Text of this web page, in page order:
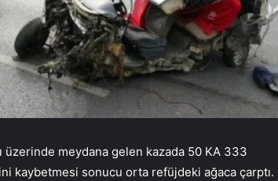
meydana gelen kazada 50 KA 333
kaybetmesi sonucu orta refüjdeki ağaca çarptı.